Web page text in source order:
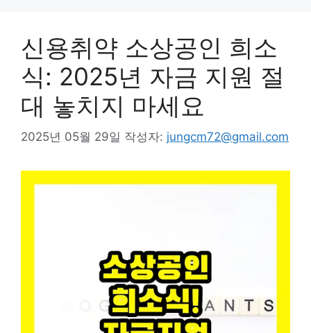
신용취약 소상공인 희소
식: 2025년 자금 지원 절
대 놓치지 마세요
2025년 05월 29일 작성자: jungcm72@gmail.com